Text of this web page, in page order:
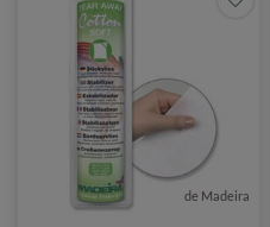
de Madeira